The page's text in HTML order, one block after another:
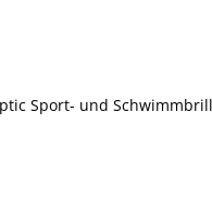
Sport- und